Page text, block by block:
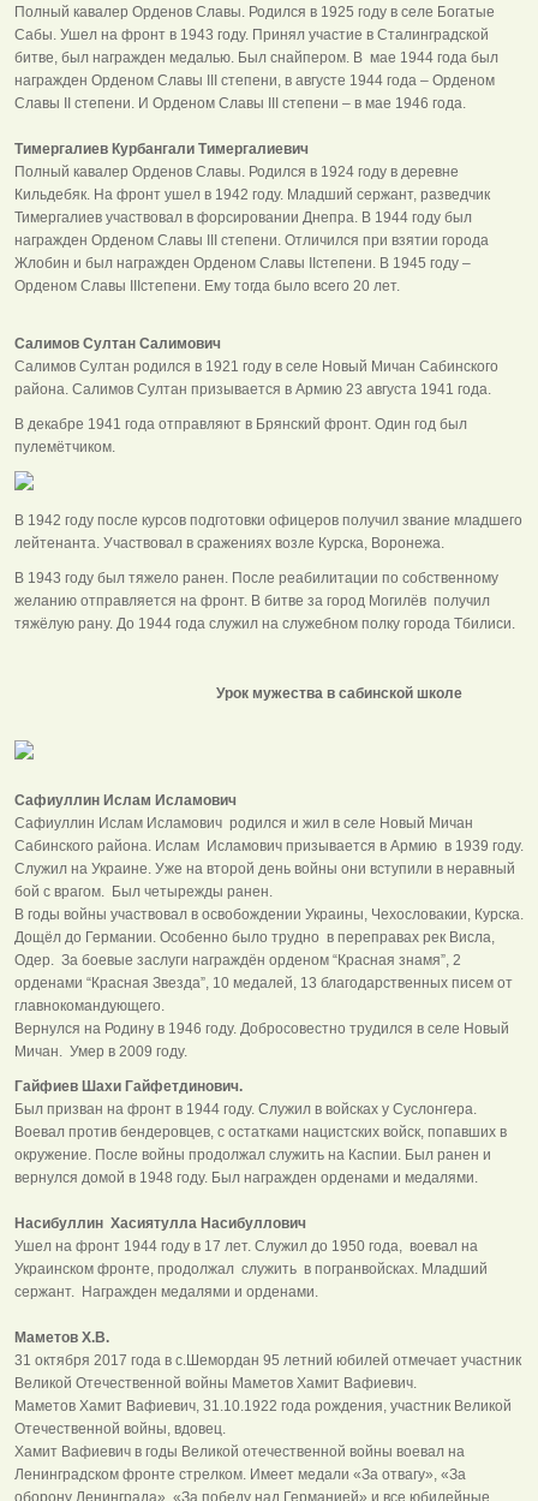
Полный кавалер Орденов Славы. Родился в 1925 году в селе Богатые
Сабы. Ушел на фронт в 1943 году. Принял участие в Сталинградской
битве, был награжден медалью. Был снайпером. В мае 1944 года был
награжден Орденом Славы III степени, в августе 1944 года – Орденом
Славы II степени. И Орденом Славы III степени – в мае 1946 года.
Тимергалиев Курбангали Тимергалиевич
Полный кавалер Орденов Славы. Родился в 1924 году в деревне
Кильдебяк. На фронт ушел в 1942 году. Младший сержант, разведчик
Тимергалиев участвовал в форсировании Днепра. В 1944 году был
награжден Орденом Славы III степени. Отличился при взятии города
Жлобин и был награжден Орденом Славы IIстепени. В 1945 году –
Орденом Славы IIIстепени. Ему тогда было всего 20 лет.
Салимов Султан Салимович
Салимов Султан родился в 1921 году в селе Новый Мичан Сабинского
района. Салимов Султан призывается в Армию 23 августа 1941 года.
В декабре 1941 года отправляют в Брянский фронт. Один год был
пулемётчиком.
В 1942 году после курсов подготовки офицеров получил звание младшего
лейтенанта. Участвовал в сражениях возле Курска, Воронежа.
В 1943 году был тяжело ранен. После реабилитации по собственному
желанию отправляется на фронт. В битве за город Могилёв получил
тяжёлую рану. До 1944 года служил на служебном полку города Тбилиси.
Урок мужества в сабинской школе
Сафиуллин Ислам Исламович
Сафиуллин Ислам Исламович родился и жил в селе Новый Мичан
Сабинского района. Ислам Исламович призывается в Армию в 1939 году.
Служил на Украине. Уже на второй день войны они вступили в неравный
бой с врагом. Был четырежды ранен.
В годы войны участвовал в освобождении Украины, Чехословакии, Курска.
Дощёл до Германии. Особенно было трудно в переправах рек Висла,
Одер. За боевые заслуги награждён орденом “Красная знамя”, 2
орденами “Красная Звезда”, 10 медалей, 13 благодарственных писем от
главнокомандующего.
Вернулся на Родину в 1946 году. Добросовестно трудился в селе Новый
Мичан. Умер в 2009 году.
Гайфиев Шахи Гайфетдинович.
Был призван на фронт в 1944 году. Служил в войсках у Суслонгера.
Воевал против бендеровцев, с остатками нацистских войск, попавших в
окружение. После войны продолжал служить на Каспии. Был ранен и
вернулся домой в 1948 году. Был награжден орденами и медалями.
Насибуллин Хасиятулла Насибуллович
Ушел на фронт 1944 году в 17 лет. Служил до 1950 года, воевал на
Украинском фронте, продолжал служить в погранвойсках. Младший
сержант. Награжден медалями и орденами.
Маметов Х.В.
31 октября 2017 года в с.Шемордан 95 летний юбилей отмечает участник
Великой Отечественной войны Маметов Хамит Вафиевич.
Маметов Хамит Вафиевич, 31.10.1922 года рождения, участник Великой
Отечественной войны, вдовец.
Хамит Вафиевич в годы Великой отечественной войны воевал на
Ленинградском фронте стрелком. Имеет медали «За отвагу», «За
оборону Ленинграда», «За победу над Германией» и все юбилейные